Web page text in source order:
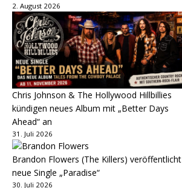
2. August 2026
Chris Johnson & The Hollywood Hillbillies
kündigen neues Album mit „Better Days
Ahead“ an
31. Juli 2026
Brandon Flowers (The Killers) veröffentlicht
neue Single „Paradise“
30. Juli 2026